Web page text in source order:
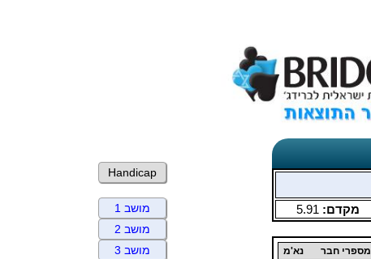
מקדם: 5.91
מספרי חבר
נא'מ
Handicap
מושב 1
מושב 2
מושב 3